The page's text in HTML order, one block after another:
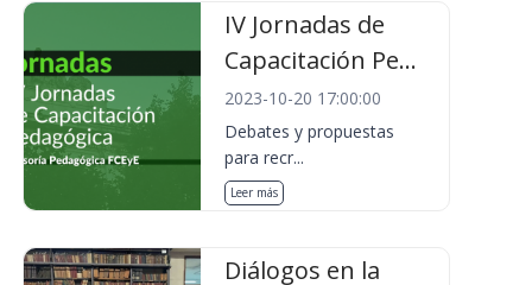
IV Jornadas de
Capacitación Pe...
2023-10-20 17:00:00
Debates y propuestas
para recr...
Leer más
Diálogos en la